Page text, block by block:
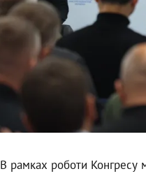
В рамках роботи Конгресу